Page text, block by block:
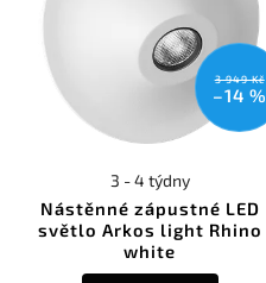
3 949 Kč
–14 %
Nástěnné zápustné LED
světlo Arkos light Rhino
white
3 - 4 týdny